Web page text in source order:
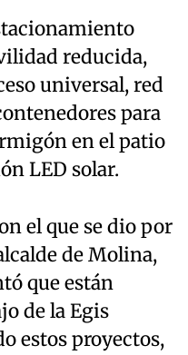
reducida,
universal, red
para
en el patio
LED solar.
el que se dio por
de Molina,
que están
de la Egis
estos proyectos,